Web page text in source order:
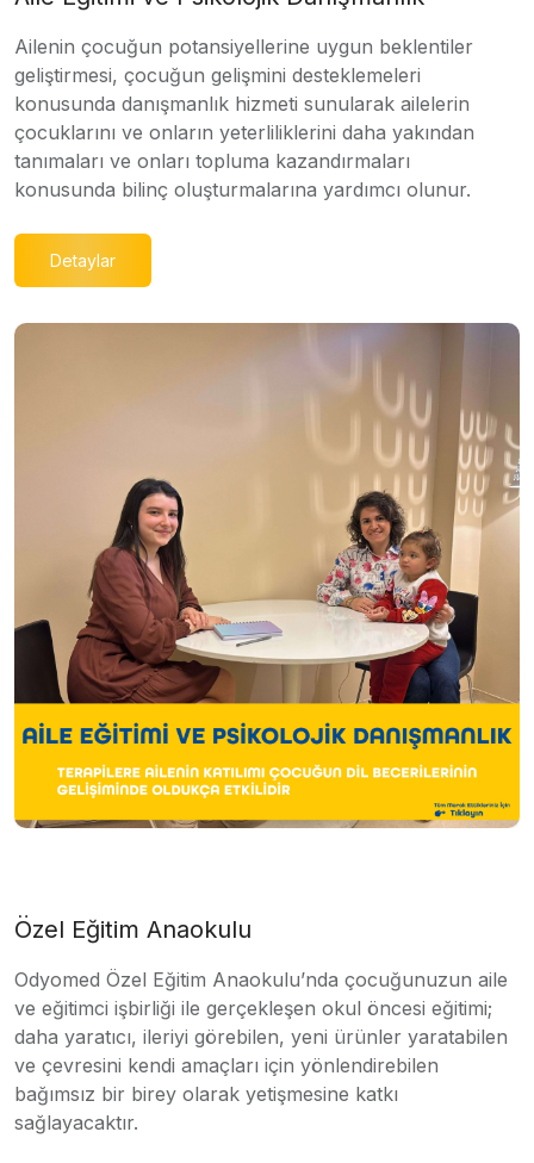
Ailenin çocuğun potansiyellerine uygun beklentiler
geliştirmesi, çocuğun gelişmini desteklemeleri
konusunda danışmanlık hizmeti sunularak ailelerin
çocuklarını ve onların yeterliliklerini daha yakından
tanımaları ve onları topluma kazandırmaları
konusunda bilinç oluşturmalarına yardımcı olunur.
Detaylar
Özel Eğitim Anaokulu
Odyomed Özel Eğitim Anaokulu’nda çocuğunuzun aile
ve eğitimci işbirliği ile gerçekleşen okul öncesi eğitimi;
daha yaratıcı, ileriyi görebilen, yeni ürünler yaratabilen
ve çevresini kendi amaçları için yönlendirebilen
bağımsız bir birey olarak yetişmesine katkı
sağlayacaktır.